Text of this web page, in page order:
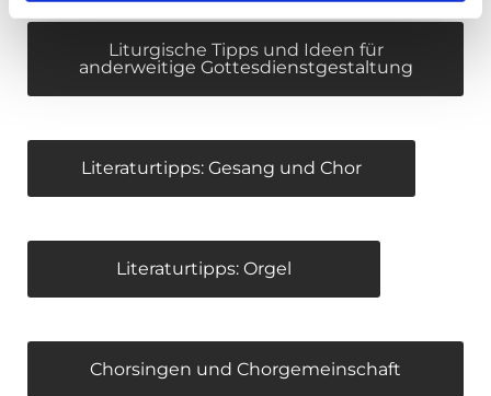
Liturgische Tipps und Ideen für
anderweitige Gottesdienstgestaltung
Literaturtipps: Gesang und Chor
Literaturtipps: Orgel
Chorsingen und Chorgemeinschaft